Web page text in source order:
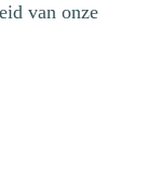
van onze